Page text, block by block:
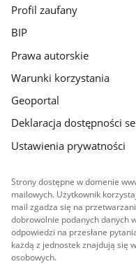
Profil zaufany
BIP
Prawa autorskie
Warunki korzystania
Geoportal
Deklaracja dostępności
Ustawienia prywatności
Strony dostępne w domenie
mailowych. Użytkownik
mail zgadza się na
dobrowolnie podanych danych
odpowiedzi na przesłane
każdą z jednostek znajdują się
osobowych.